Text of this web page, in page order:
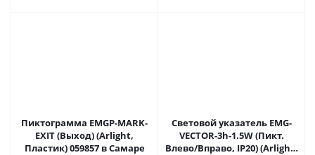
Пиктограмма EMGP-MARK-
EXIT (Выход) (Arlight,
Пластик) 059857 в Самаре
Световой указатель EMG-
VECTOR-3h-1.5W (Пикт.
Влево/Вправо, IP20) (Arlight,